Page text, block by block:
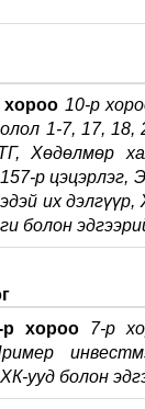
хороо 10-р
1-7, 17, 18,
Хөдөлмөр
р цэцэрлэг,
их
болон
хороо
7-р
ууд болон